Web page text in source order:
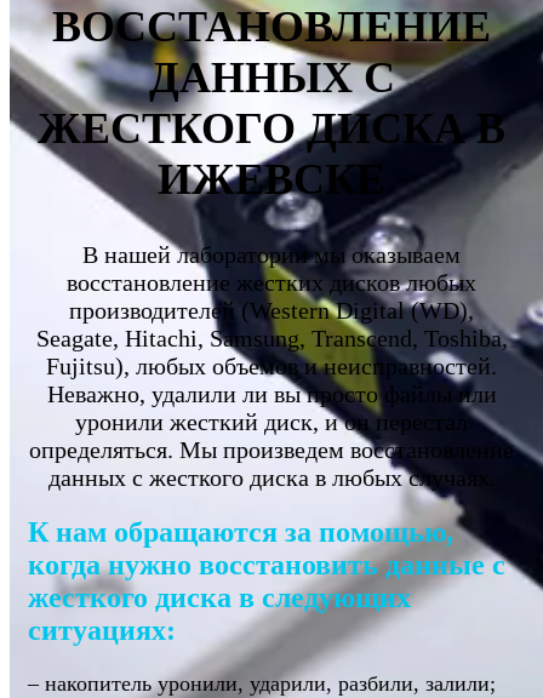
ВОССТАНОВЛЕНИЕ
ДАННЫХ С
ЖЕСТКОГО ДИСКА В
ИЖЕВСКЕ
В нашей лаборатории мы оказываем
восстановление жестких дисков любых
производителей (Western Digital (WD),
Seagate, Hitachi, Samsung, Transcend, Toshiba,
Fujitsu), любых объемов и неисправностей.
Неважно, удалили ли вы просто файлы или
уронили жесткий диск, и он перестал
определяться. Мы произведем восстановление
данных с жесткого диска в любых случаях.
К нам обращаются за помощью,
когда нужно восстановить данные с
жесткого диска в следующих
ситуациях:
– накопитель уронили, ударили, разбили, залили;